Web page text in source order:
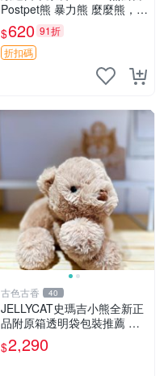
Postpet熊 暴力熊 麼麼熊，實
物精緻收藏無損，二手誠意出
售 暴力熊 MOMO熊 日本版
櫥趣熊熊偶
$620 91折
折扣碼
古色古香 40
JELLYCAT史瑪吉小熊全新正
品附原箱透明袋包裝推薦 透
明袋 包裝盒 史瑪吉小熊
$2,290